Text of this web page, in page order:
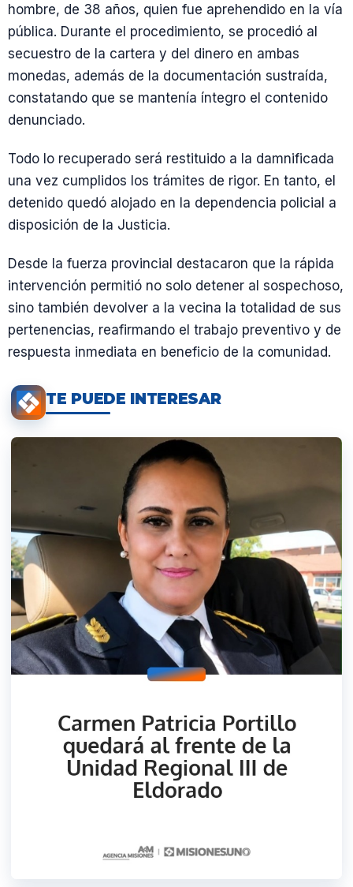
hombre, de 38 años, quien fue aprehendido en la vía
pública. Durante el procedimiento, se procedió al
secuestro de la cartera y del dinero en ambas
monedas, además de la documentación sustraída,
constatando que se mantenía íntegro el contenido
denunciado.
Todo lo recuperado será restituido a la damnificada
una vez cumplidos los trámites de rigor. En tanto, el
detenido quedó alojado en la dependencia policial a
disposición de la Justicia.
Desde la fuerza provincial destacaron que la rápida
intervención permitió no solo detener al sospechoso,
sino también devolver a la vecina la totalidad de sus
pertenencias, reafirmando el trabajo preventivo y de
respuesta inmediata en beneficio de la comunidad.
TE PUEDE INTERESAR